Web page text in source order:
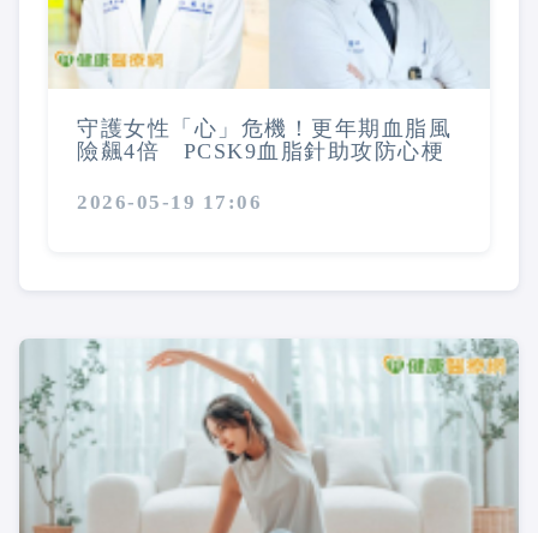
守護女性「心」危機！更年期血脂風
險飆4倍 PCSK9血脂針助攻防心梗
2026-05-19 17:06